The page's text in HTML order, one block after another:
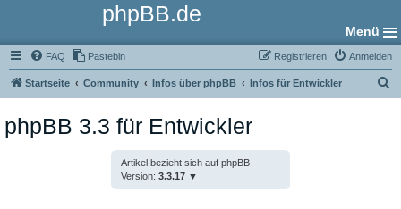
phpBB.de
Menü
FAQ Pastebin Anmelden
Registrieren
Startseite Community Infos über phpBB Infos für Entwickler
phpBB 3.3 für Entwickler
Artikel bezieht sich auf phpBB-
Version: 3.3.17